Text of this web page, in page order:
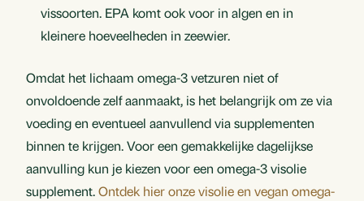
vissoorten. EPA komt ook voor in algen en in
kleinere hoeveelheden in zeewier.
Omdat het lichaam omega-3 vetzuren niet of
onvoldoende zelf aanmaakt, is het belangrijk om ze via
voeding en eventueel aanvullend via supplementen
binnen te krijgen. Voor een gemakkelijke dagelijkse
aanvulling kun je kiezen voor een omega-3 visolie
supplement.Ontdek hier onze visolie en vegan omega-